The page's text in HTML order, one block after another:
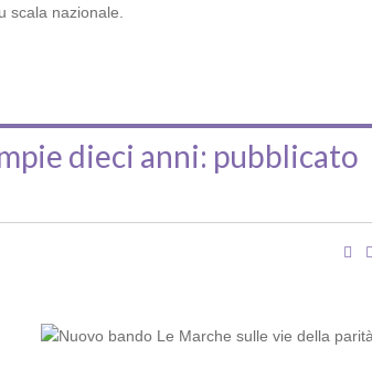
scala nazionale.
dieci anni: pubblicato